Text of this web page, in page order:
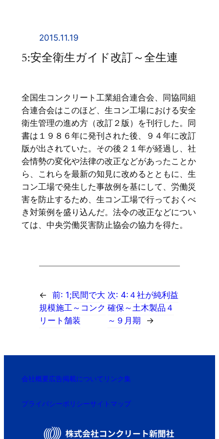
2015.11.19
5:安全衛生ガイド改訂～全生連
全国生コンクリート工業組合連合会、同協同組
合連合会はこのほど、生コン工場における安全
衛生管理の進め方（改訂２版）を刊行した。同
書は１９８６年に発刊された後、９４年に改訂
版が出されていた。その後２１年が経過し、社
会情勢の変化や法律の改正などがあったことか
ら、これらを最新の知見に改めるとともに、生
コン工場で発生した事故例を基にして、労働災
害を防止するため、生コン工場で行っておくべ
き対策例を盛り込んだ。法令の改正などについ
ては、中央労働災害防止協会の協力を得た。
← 前: 1;民間で大
規模施工～コンク
リート舗装
次: 4:４社が純利益
確保～土木製品４
～９月期
→
会社概要広告掲載について リンク集
プライバシーポリシーサイトマップ